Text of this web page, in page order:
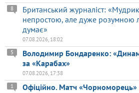
Британський журналіст:
непростою, але дуже розумною
думає»
8
07.08.2026, 18:02
Володимир Бондаренко:
за «Карабах»
5
07.08.2026, 17:38
Офіційно. Матч
1